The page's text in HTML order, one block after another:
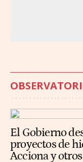
El Gobierno
proyectos de
Acciona y